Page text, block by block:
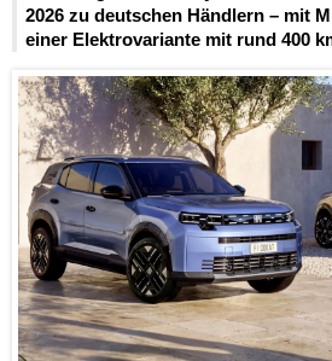
2026 zu deutschen Händlern – mit
einer Elektrovariante mit rund 400